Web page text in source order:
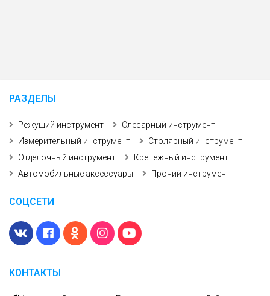
КОНТАКТЫ
РАЗДЕЛЫ
Режущий инструмент
Слесарный инструмент
Измерительный инструмент
Столярный инструмент
Отделочный инструмент
Крепежный инструмент
Автомобильные аксессуары
Прочий инструмент
СОЦСЕТИ